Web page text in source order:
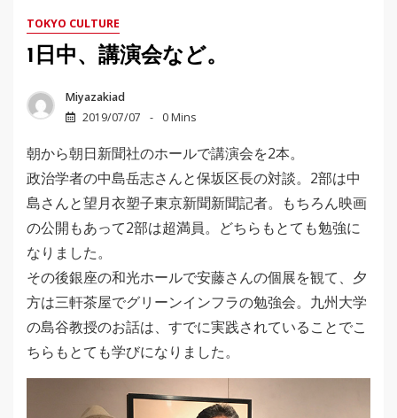
TOKYO CULTURE
1日中、講演会など。
Miyazakiad
2019/07/07
0 Mins
朝から朝日新聞社のホールで講演会を2本。
政治学者の中島岳志さんと保坂区長の対談。2部は中
島さんと望月衣塑子東京新聞新聞記者。もちろん映画
の公開もあって2部は超満員。どちらもとても勉強に
なりました。
その後銀座の和光ホールで安藤さんの個展を観て、夕
方は三軒茶屋でグリーンインフラの勉強会。九州大学
の島谷教授のお話は、すでに実践されていることでこ
ちらもとても学びになりました。